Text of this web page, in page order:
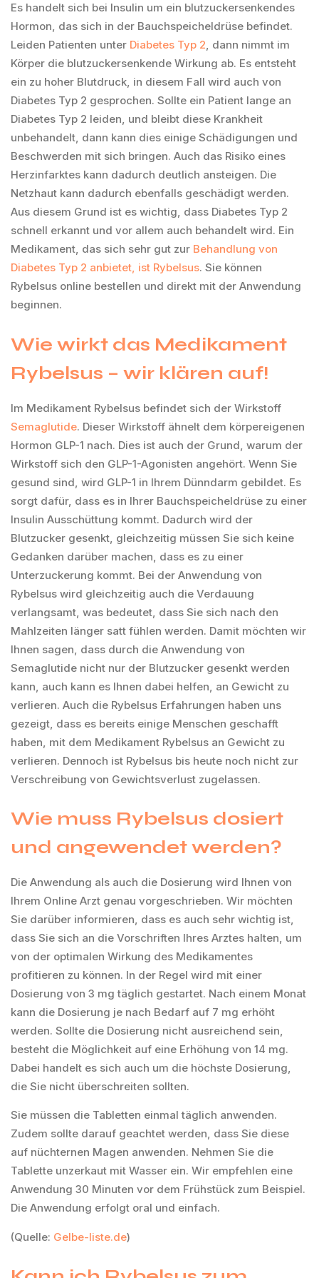
Es handelt sich bei Insulin um ein blutzuckersenkendes
Hormon, das sich in der Bauchspeicheldrüse befindet.
Leiden Patienten unter Diabetes Typ 2, dann nimmt im
Körper die blutzuckersenkende Wirkung ab. Es entsteht
ein zu hoher Blutdruck, in diesem Fall wird auch von
Diabetes Typ 2 gesprochen. Sollte ein Patient lange an
Diabetes Typ 2 leiden, und bleibt diese Krankheit
unbehandelt, dann kann dies einige Schädigungen und
Beschwerden mit sich bringen. Auch das Risiko eines
Herzinfarktes kann dadurch deutlich ansteigen. Die
Netzhaut kann dadurch ebenfalls geschädigt werden.
Aus diesem Grund ist es wichtig, dass Diabetes Typ 2
schnell erkannt und vor allem auch behandelt wird. Ein
Medikament, das sich sehr gut zur Behandlung von
Diabetes Typ 2 anbietet, ist Rybelsus. Sie können
Rybelsus online bestellen und direkt mit der Anwendung
beginnen.
Wie wirkt das Medikament
Rybelsus – wir klären auf!
Im Medikament Rybelsus befindet sich der Wirkstoff
Semaglutide. Dieser Wirkstoff ähnelt dem körpereigenen
Hormon GLP-1 nach. Dies ist auch der Grund, warum der
Wirkstoff sich den GLP-1-Agonisten angehört. Wenn Sie
gesund sind, wird GLP-1 in Ihrem Dünndarm gebildet. Es
sorgt dafür, dass es in Ihrer Bauchspeicheldrüse zu einer
Insulin Ausschüttung kommt. Dadurch wird der
Blutzucker gesenkt, gleichzeitig müssen Sie sich keine
Gedanken darüber machen, dass es zu einer
Unterzuckerung kommt. Bei der Anwendung von
Rybelsus wird gleichzeitig auch die Verdauung
verlangsamt, was bedeutet, dass Sie sich nach den
Mahlzeiten länger satt fühlen werden. Damit möchten wir
Ihnen sagen, dass durch die Anwendung von
Semaglutide nicht nur der Blutzucker gesenkt werden
kann, auch kann es Ihnen dabei helfen, an Gewicht zu
verlieren. Auch die Rybelsus Erfahrungen haben uns
gezeigt, dass es bereits einige Menschen geschafft
haben, mit dem Medikament Rybelsus an Gewicht zu
verlieren. Dennoch ist Rybelsus bis heute noch nicht zur
Verschreibung von Gewichtsverlust zugelassen.
Wie muss Rybelsus dosiert
und angewendet werden?
Die Anwendung als auch die Dosierung wird Ihnen von
Ihrem Online Arzt genau vorgeschrieben. Wir möchten
Sie darüber informieren, dass es auch sehr wichtig ist,
dass Sie sich an die Vorschriften Ihres Arztes halten, um
von der optimalen Wirkung des Medikamentes
profitieren zu können. In der Regel wird mit einer
Dosierung von 3 mg täglich gestartet. Nach einem Monat
kann die Dosierung je nach Bedarf auf 7 mg erhöht
werden. Sollte die Dosierung nicht ausreichend sein,
besteht die Möglichkeit auf eine Erhöhung von 14 mg.
Dabei handelt es sich auch um die höchste Dosierung,
die Sie nicht überschreiten sollten.
Sie müssen die Tabletten einmal täglich anwenden.
Zudem sollte darauf geachtet werden, dass Sie diese
auf nüchternen Magen anwenden. Nehmen Sie die
Tablette unzerkaut mit Wasser ein. Wir empfehlen eine
Anwendung 30 Minuten vor dem Frühstück zum Beispiel.
Die Anwendung erfolgt oral und einfach.
(Quelle: Gelbe-liste.de)